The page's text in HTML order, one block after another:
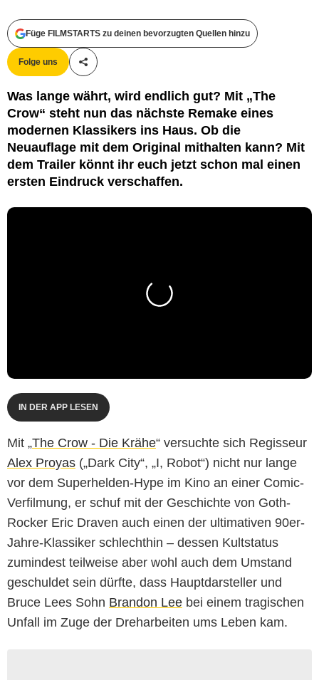
Füge FILMSTARTS zu deinen bevorzugten Quellen hinzu
Folge uns
Teile diesen Artikel
Was lange währt, wird endlich gut? Mit „The
Crow“ steht nun das nächste Remake eines
modernen Klassikers ins Haus. Ob die
Neuauflage mit dem Original mithalten kann? Mit
dem Trailer könnt ihr euch jetzt schon mal einen
ersten Eindruck verschaffen.
IN DER APP LESEN
Mit „The Crow - Die Krähe“ versuchte sich Regisseur
Alex Proyas („Dark City“, „I, Robot“) nicht nur lange
vor dem Superhelden-Hype im Kino an einer Comic-
Verfilmung, er schuf mit der Geschichte von Goth-
Rocker Eric Draven auch einen der ultimativen 90er-
Jahre-Klassiker schlechthin – dessen Kultstatus
zumindest teilweise aber wohl auch dem Umstand
geschuldet sein dürfte, dass Hauptdarsteller und
Bruce Lees Sohn Brandon Lee bei einem tragischen
Unfall im Zuge der Dreharbeiten ums Leben kam.